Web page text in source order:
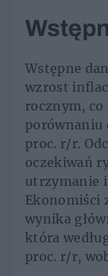
Wstępne
wzrost
rocznym,
porównaniu
proc. r/r.
oczekiwań
utrzymanie
Ekonomiści
wynika
która
proc. r/r,